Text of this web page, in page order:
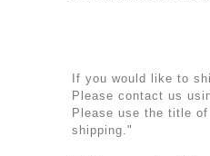
If you would like to
Please contact us
Please use the title
shipping."